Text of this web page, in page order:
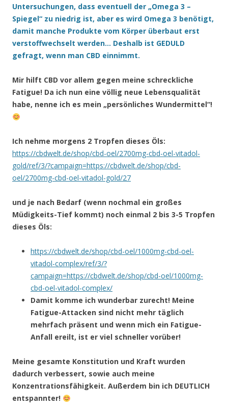
Untersuchungen, dass eventuell der „Omega 3 –
Spiegel“ zu niedrig ist, aber es wird Omega 3 benötigt,
damit manche Produkte vom Körper überbaut erst
verstoffwechselt werden… Deshalb ist GEDULD
gefragt, wenn man CBD einnimmt.
Mir hilft CBD vor allem gegen meine schreckliche
Fatigue! Da ich nun eine völlig neue Lebensqualität
habe, nenne ich es mein „persönliches Wundermittel“!
Ich nehme morgens 2 Tropfen dieses Öls:
https://cbdwelt.de/shop/cbd-oel/2700mg-cbd-oel-vitadol-
gold/ref/3/?campaign=https://cbdwelt.de/shop/cbd-
oel/2700mg-cbd-oel-vitadol-gold/27
und je nach Bedarf (wenn nochmal ein großes
Müdigkeits-Tief kommt) noch einmal 2 bis 3-5 Tropfen
dieses Öls:
https://cbdwelt.de/shop/cbd-oel/1000mg-cbd-oel-
vitadol-complex/ref/3/?
campaign=https://cbdwelt.de/shop/cbd-oel/1000mg-
cbd-oel-vitadol-complex/
Damit komme ich wunderbar zurecht! Meine
Fatigue-Attacken sind nicht mehr täglich
mehrfach präsent und wenn mich ein Fatigue-
Anfall ereilt, ist er viel schneller vorüber!
Meine gesamte Konstitution und Kraft wurden
dadurch verbessert, sowie auch meine
Konzentrationsfähigkeit. Außerdem bin ich DEUTLICH
entspannter!